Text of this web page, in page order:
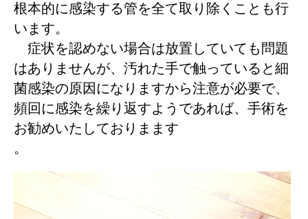
根本的に感染する管を全て取り除くことも行
います。
症状を認めない場合は放置していても問題
はありませんが、汚れた手で触っていると細
菌感染の原因になりますから注意が必要で、
頻回に感染を繰り返すようであれば、手術を
お勧めいたしておりまます
。